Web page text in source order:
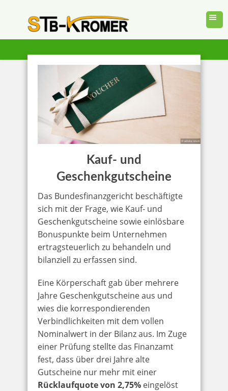
Kauf- und
Geschenkgutscheine
Das Bundesfinanzgericht beschäftigte
sich mit der Frage, wie Kauf- und
Geschenkgutscheine sowie einlösbare
Bonuspunkte beim Unternehmen
ertragsteuerlich zu behandeln und
bilanziell zu erfassen sind.
Eine Körperschaft gab über mehrere
Jahre Geschenkgutscheine aus und
wies die korrespondierenden
Verbindlichkeiten mit dem vollen
Nominalwert in der Bilanz aus. Im Zuge
einer Prüfung stellte das Finanzamt
fest, dass über drei Jahre alte
Gutscheine nur mehr mit einer
Rücklaufquote von 2,75% eingelöst